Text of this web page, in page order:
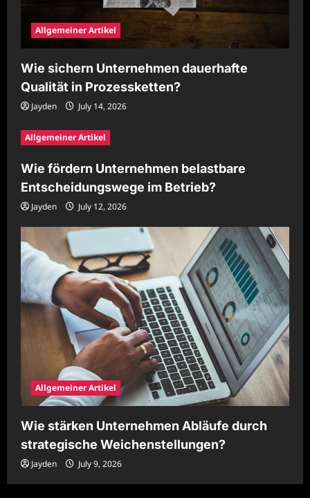
Allgemeiner Artikel
Wie sichern Unternehmen dauerhafte
Qualität in Prozessketten?
Jayden July 14, 2026
Allgemeiner Artikel
Wie fördern Unternehmen belastbare
Entscheidungswege im Betrieb?
Jayden July 12, 2026
Allgemeiner Artikel
Wie stärken Unternehmen Abläufe durch
strategische Weichenstellungen?
Jayden July 9, 2026